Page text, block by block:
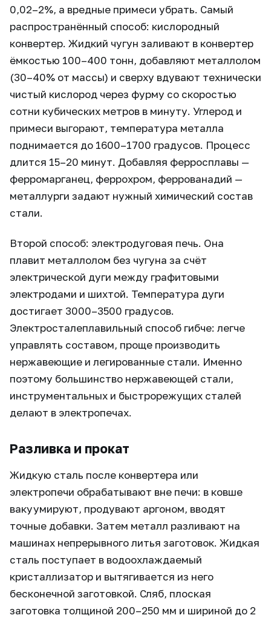
0,02–2%, а вредные примеси убрать. Самый
распространённый способ: кислородный
конвертер. Жидкий чугун заливают в конвертер
ёмкостью 100–400 тонн, добавляют металлолом
(30–40% от массы) и сверху вдувают технически
чистый кислород через фурму со скоростью
сотни кубических метров в минуту. Углерод и
примеси выгорают, температура металла
поднимается до 1600–1700 градусов. Процесс
длится 15–20 минут. Добавляя ферросплавы —
ферромарганец, феррохром, феррованадий —
металлурги задают нужный химический состав
стали.
Второй способ: электродуговая печь. Она
плавит металлолом без чугуна за счёт
электрической дуги между графитовыми
электродами и шихтой. Температура дуги
достигает 3000–3500 градусов.
Электросталеплавильный способ гибче: легче
управлять составом, проще производить
нержавеющие и легированные стали. Именно
поэтому большинство нержавеющей стали,
инструментальных и быстрорежущих сталей
делают в электропечах.
Разливка и прокат
Жидкую сталь после конвертера или
электропечи обрабатывают вне печи: в ковше
вакуумируют, продувают аргоном, вводят
точные добавки. Затем металл разливают на
машинах непрерывного литья заготовок. Жидкая
сталь поступает в водоохлаждаемый
кристаллизатор и вытягивается из него
бесконечной заготовкой. Сляб, плоская
заготовка толщиной 200–250 мм и шириной до 2